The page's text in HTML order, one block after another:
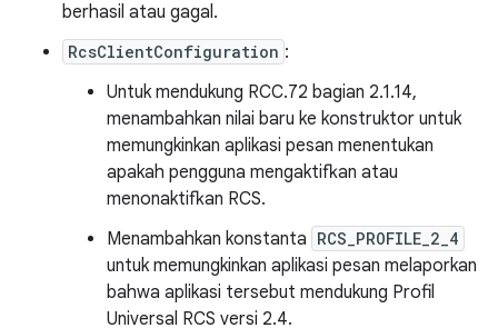
berhasil atau gagal.
RcsClientConfiguration :
Untuk mendukung RCC.72 bagian 2.1.14,
menambahkan nilai baru ke konstruktor untuk
memungkinkan aplikasi pesan menentukan
apakah pengguna mengaktifkan atau
menonaktifkan RCS.
Menambahkan konstanta RCS_PROFILE_2_4
untuk memungkinkan aplikasi pesan melaporkan
bahwa aplikasi tersebut mendukung Profil
Universal RCS versi 2.4.